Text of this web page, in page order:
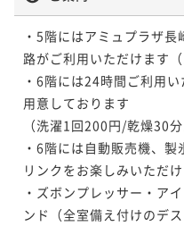
・5階にはアミュプラザ
路がご利用いただけます
・6階には24時間ご利用
用意しております
（洗濯1回200円/乾燥30分
・6階には自動販売機、
リンクをお楽しみいただ
・ズボンプレッサー・ア
ンド（全室備え付けのデス